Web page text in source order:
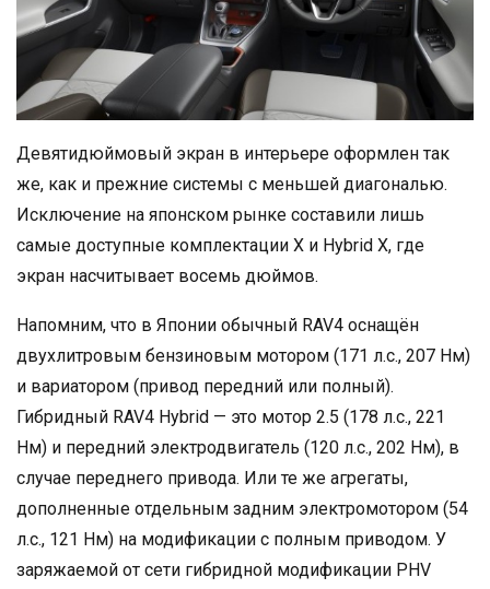
Девятидюймовый экран в интерьере оформлен так
же, как и прежние системы с меньшей диагональю.
Исключение на японском рынке составили лишь
самые доступные комплектации X и Hybrid X, где
экран насчитывает восемь дюймов.
Напомним, что в Японии обычный RAV4 оснащён
двухлитровым бензиновым мотором (171 л.с., 207 Нм)
и вариатором (привод передний или полный).
Гибридный RAV4 Hybrid — это мотор 2.5 (178 л.с., 221
Нм) и передний электродвигатель (120 л.с., 202 Нм), в
случае переднего привода. Или те же агрегаты,
дополненные отдельным задним электромотором (54
л.с., 121 Нм) на модификации с полным приводом. У
заряжаемой от сети гибридной модификации PHV